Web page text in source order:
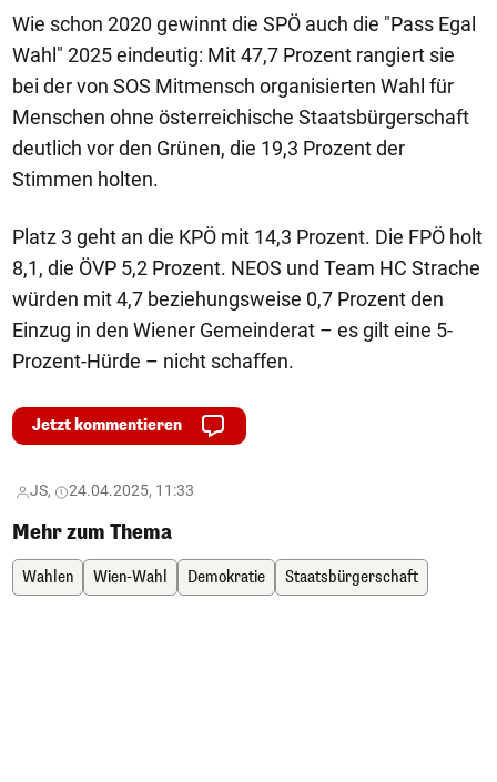
Wie schon 2020 gewinnt die SPÖ auch die "Pass Egal
Wahl" 2025 eindeutig: Mit 47,7 Prozent rangiert sie
bei der von SOS Mitmensch organisierten Wahl für
Menschen ohne österreichische Staatsbürgerschaft
deutlich vor den Grünen, die 19,3 Prozent der
Stimmen holten.
Platz 3 geht an die KPÖ mit 14,3 Prozent. Die FPÖ holt
8,1, die ÖVP 5,2 Prozent. NEOS und Team HC Strache
würden mit 4,7 beziehungsweise 0,7 Prozent den
Einzug in den Wiener Gemeinderat – es gilt eine 5-
Prozent-Hürde – nicht schaffen.
Jetzt kommentieren
JS, 24.04.2025, 11:33
Mehr zum Thema
Wahlen Wien-Wahl Demokratie Staatsbürgerschaft